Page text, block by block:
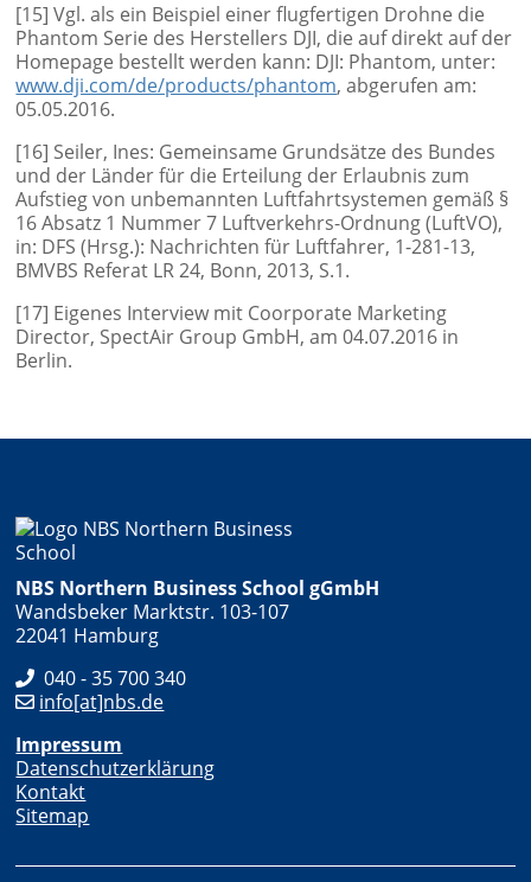
[15] Vgl. als ein Beispiel einer flugfertigen Drohne die
Phantom Serie des Herstellers DJI, die auf direkt auf der
Homepage bestellt werden kann: DJI: Phantom, unter:
www.dji.com/de/products/phantom, abgerufen am:
05.05.2016.
[16] Seiler, Ines: Gemeinsame Grundsätze des Bundes
und der Länder für die Erteilung der Erlaubnis zum
Aufstieg von unbemannten Luftfahrtsystemen gemäß §
16 Absatz 1 Nummer 7 Luftverkehrs-Ordnung (LuftVO),
in: DFS (Hrsg.): Nachrichten für Luftfahrer, 1-281-13,
BMVBS Referat LR 24, Bonn, 2013, S.1.
[17] Eigenes Interview mit Coorporate Marketing
Director, SpectAir Group GmbH, am 04.07.2016 in
Berlin.
NBS Northern Business School gGmbH
Wandsbeker Marktstr. 103-107
22041 Hamburg
040 - 35 700 340
info[at]nbs.de
Impressum
Datenschutzerklärung
Kontakt
Sitemap